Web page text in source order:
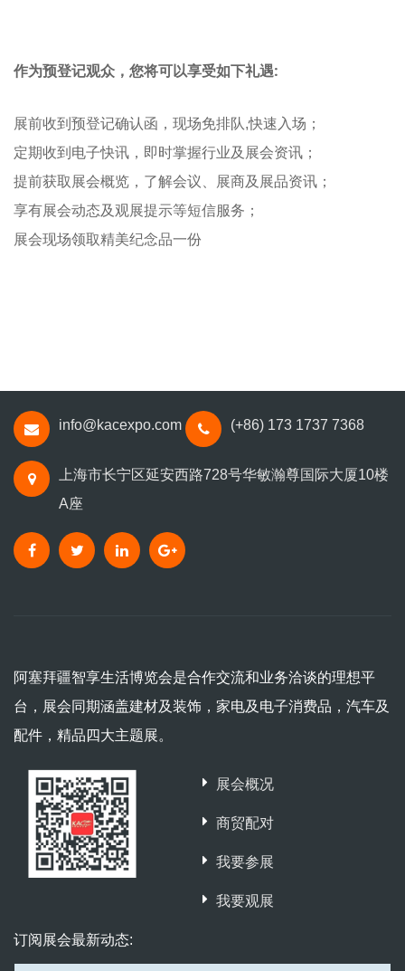
作为预登记观众，您将可以享受如下礼遇:
展前收到预登记确认函，现场免排队,快速入场；
定期收到电子快讯，即时掌握行业及展会资讯；
提前获取展会概览，了解会议、展商及展品资讯；
享有展会动态及观展提示等短信服务；
展会现场领取精美纪念品一份
info@kacexpo.com (+86) 173 1737 7368
上海市长宁区延安西路728号华敏瀚尊国际大厦10楼
A座
阿塞拜疆智享生活博览会是合作交流和业务洽谈的理想平
台，展会同期涵盖建材及装饰，家电及电子消费品，汽车及
配件，精品四大主题展。
展会概况
商贸配对
我要参展
我要观展
订阅展会最新动态: